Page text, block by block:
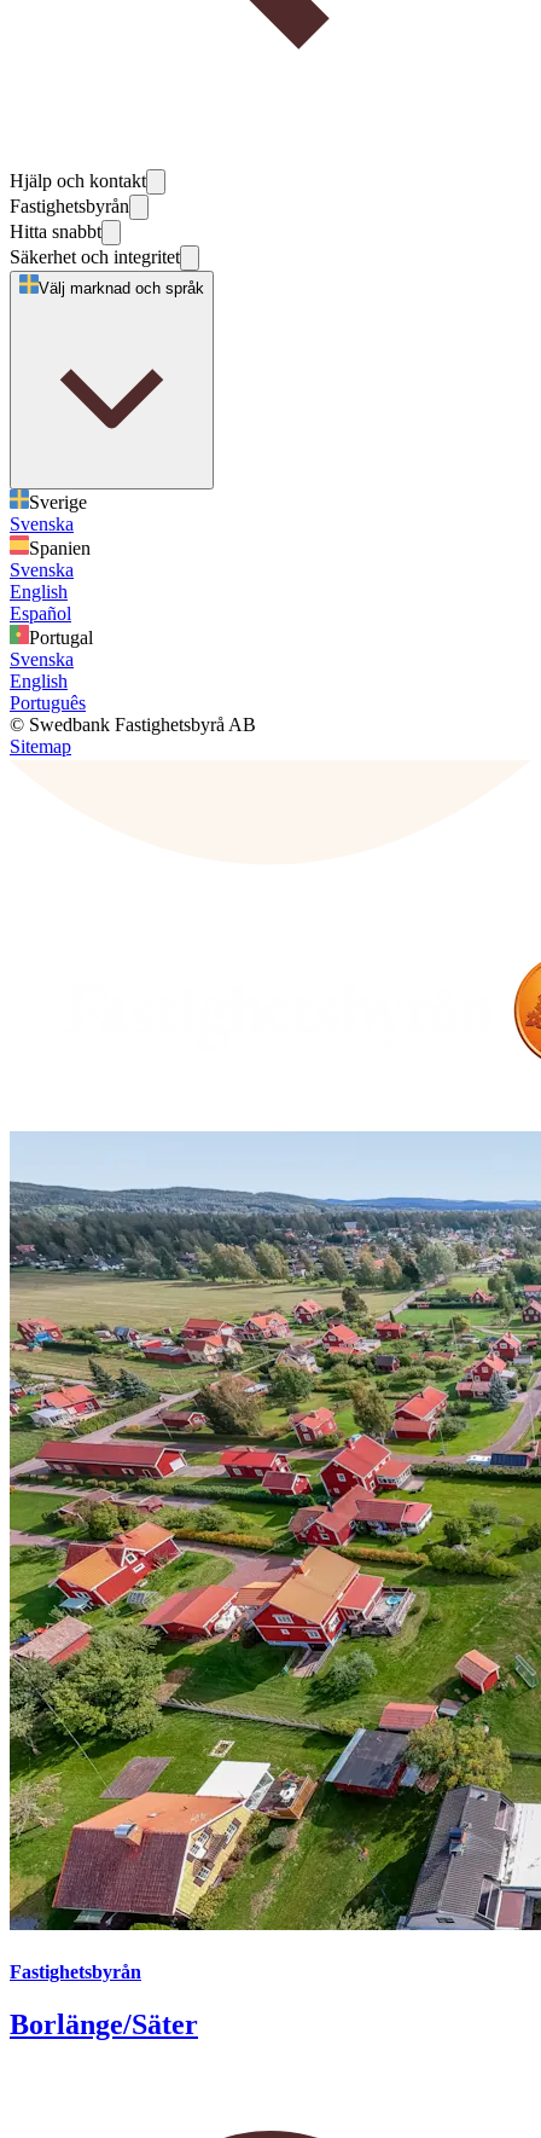
Hjälp och kontakt
Fastighetsbyrån
Hitta snabbt
Säkerhet och integritet
Välj marknad och språk
Sverige
Svenska
Spanien
Svenska
English
Español
Portugal
Svenska
English
Português
© Swedbank Fastighetsbyrå AB
Sitemap
Fastighetsbyrån
Borlänge/Säter